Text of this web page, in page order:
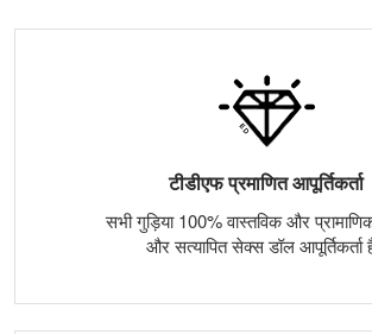
टीडीएफ प्रमाणित आपूर्तिकर्ता
सभी गुड़िया 100% वास्तविक और
और सत्यापित सेक्स डॉल आपूर्तिकर्ता